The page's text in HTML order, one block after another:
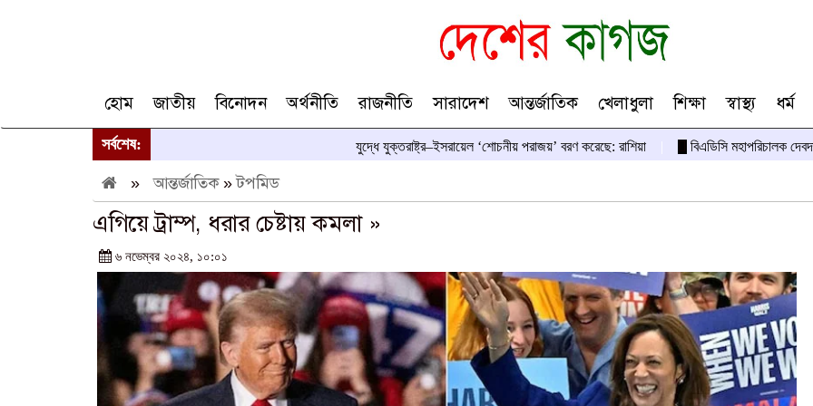
হোম জাতীয় বিনোদন অর্থনীতি রাজনীতি সারাদেশ আন্তর্জাতিক খেলাধুলা শিক্ষা স্বাস্থ্য ধর্ম
সর্বশেষ: যুদ্ধে যুক্তরাষ্ট্র–ইসরায়েল ‘শোচনীয় পরাজয়’ বরণ করেছে: রাশিয়া বিএডিসি মহাপরিচালক
»আন্তর্জাতিক»টপমিড
এগিয়ে ট্রাম্প, ধরার চেষ্টায় কমলা »
৬ নভেম্বর ২০২৪, ১০:০১